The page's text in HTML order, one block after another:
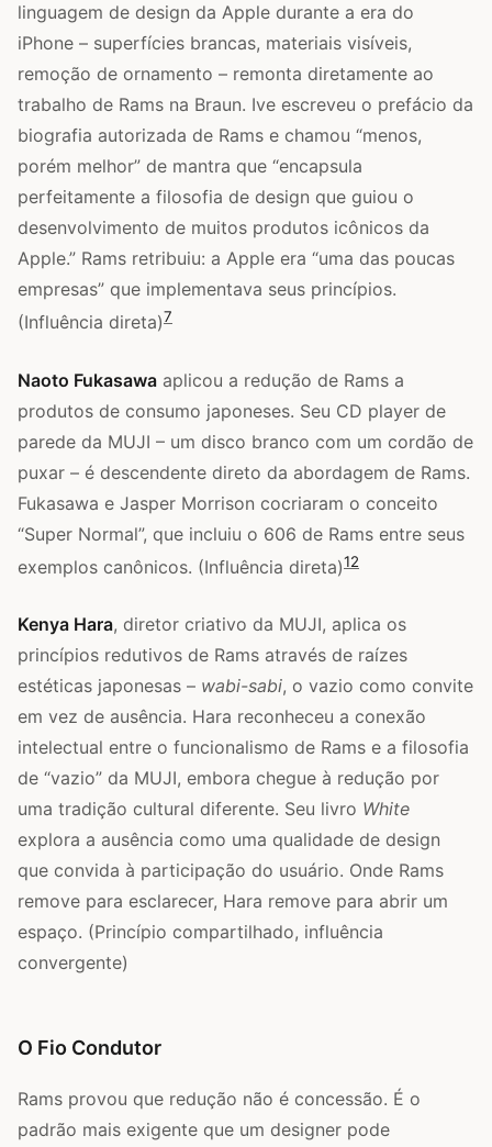
linguagem de design da Apple durante a era do
iPhone – superfícies brancas, materiais visíveis,
remoção de ornamento – remonta diretamente ao
trabalho de Rams na Braun. Ive escreveu o prefácio da
biografia autorizada de Rams e chamou “menos,
porém melhor” de mantra que “encapsula
perfeitamente a filosofia de design que guiou o
desenvolvimento de muitos produtos icônicos da
Apple.” Rams retribuiu: a Apple era “uma das poucas
empresas” que implementava seus princípios.
(Influência direta)7
Naoto Fukasawa aplicou a redução de Rams a
produtos de consumo japoneses. Seu CD player de
parede da MUJI – um disco branco com um cordão de
puxar – é descendente direto da abordagem de Rams.
Fukasawa e Jasper Morrison cocriaram o conceito
“Super Normal”, que incluiu o 606 de Rams entre seus
exemplos canônicos. (Influência direta)12
Kenya Hara, diretor criativo da MUJI, aplica os
princípios redutivos de Rams através de raízes
estéticas japonesas – wabi-sabi, o vazio como convite
em vez de ausência. Hara reconheceu a conexão
intelectual entre o funcionalismo de Rams e a filosofia
de “vazio” da MUJI, embora chegue à redução por
uma tradição cultural diferente. Seu livro White
explora a ausência como uma qualidade de design
que convida à participação do usuário. Onde Rams
remove para esclarecer, Hara remove para abrir um
espaço. (Princípio compartilhado, influência
convergente)
O Fio Condutor
Rams provou que redução não é concessão. É o
padrão mais exigente que um designer pode